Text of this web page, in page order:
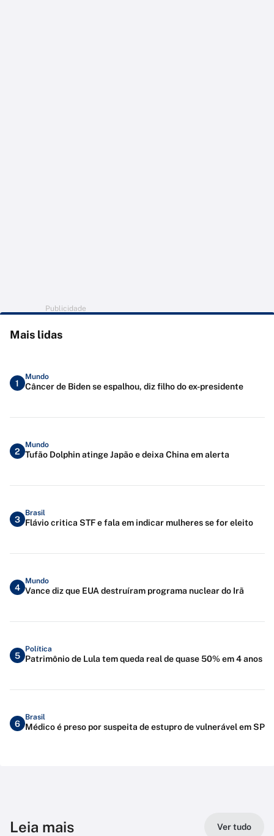
Publicidade
Mais lidas
1
Mundo
Câncer de Biden se espalhou, diz filho do ex-presidente
2
Mundo
Tufão Dolphin atinge Japão e deixa China em alerta
3
Brasil
Flávio critica STF e fala em indicar mulheres se for eleito
4
Mundo
Vance diz que EUA destruíram programa nuclear do Irã
5
Política
Patrimônio de Lula tem queda real de quase 50% em 4 anos
6
Brasil
Médico é preso por suspeita de estupro de vulnerável em SP
Leia mais Ver tudo